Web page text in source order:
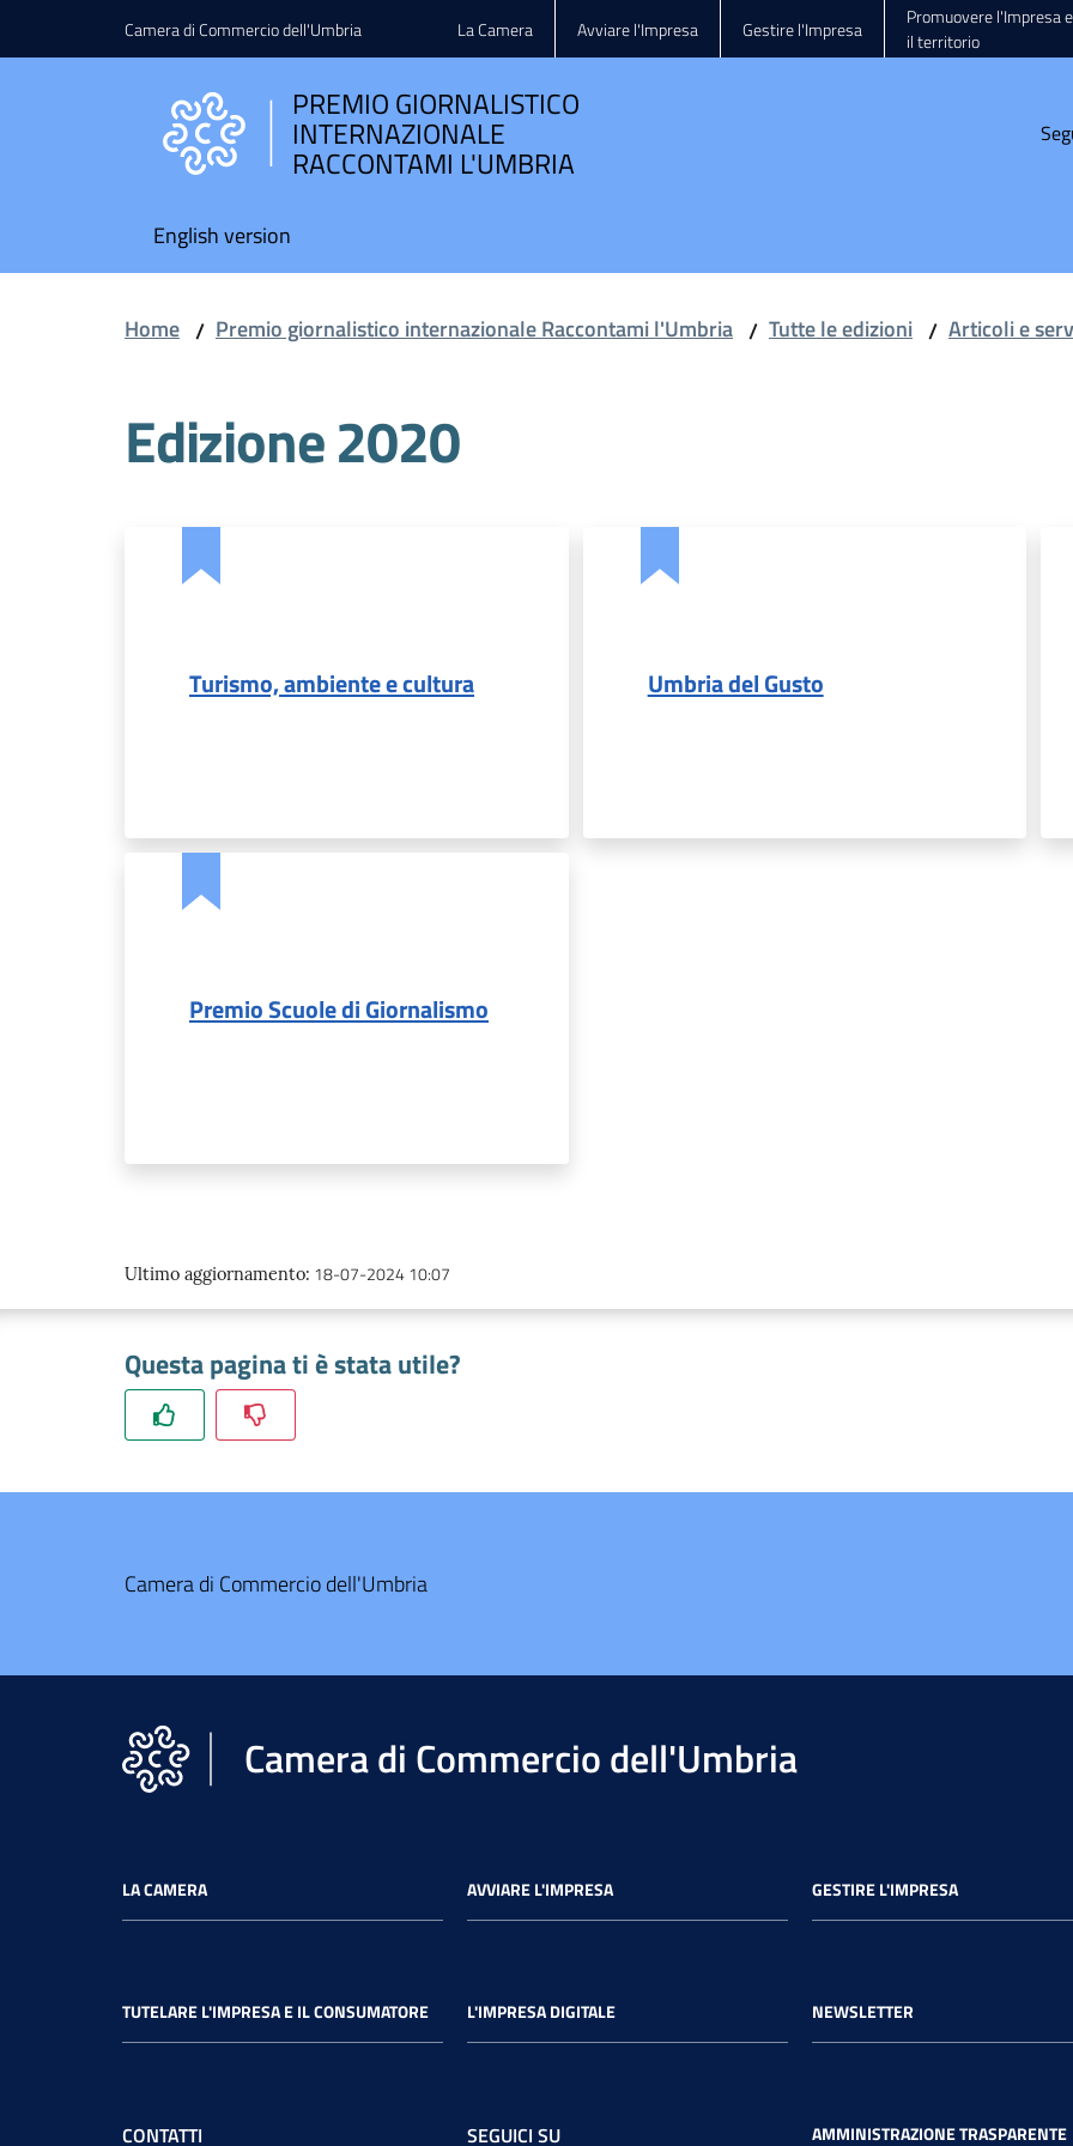
Vai al contenuto
Vai alla navigazioneCamera di Commercio dell'Umbria La Camera Avviare l'Impresa Gestire l'Impresa
Promuovere l'Impresa e
il territorio
PREMIO GIORNALISTICO
INTERNAZIONALE
RACCONTAMI L'UMBRIA
English version
Home / Premio giornalistico internazionale Raccontami l'Umbria / Tutte le edizioni / Articoli e
Edizione 2020
Turismo, ambiente e cultura Umbria del Gusto
Premio Scuole di Giornalismo
Ultimo aggiornamento: 18-07-2024 10:07
Questa pagina ti è stata utile?
Camera di Commercio dell'Umbria
Camera di Commercio dell'Umbria
LA CAMERA AVVIARE L'IMPRESA GESTIRE L'IMPRESA
TUTELARE L'IMPRESA E IL CONSUMATORE L'IMPRESA DIGITALE NEWSLETTER
CONTATTI SEGUICI SU
AMMINISTRAZIONE TRASPARENTE